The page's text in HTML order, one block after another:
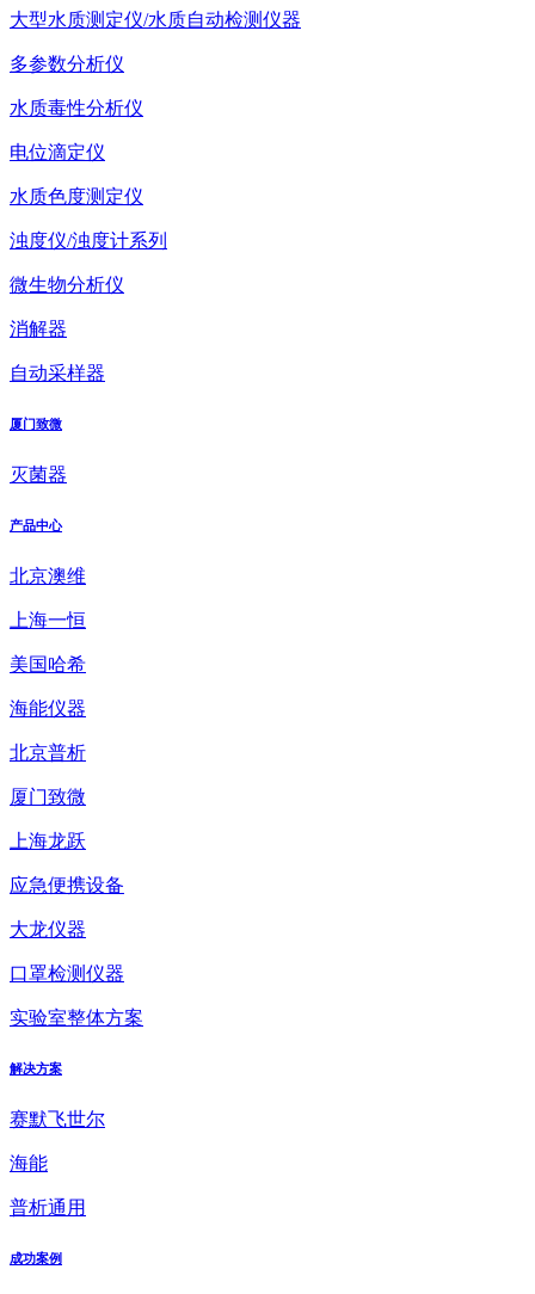
大型水质测定仪/水质自动检测仪器
多参数分析仪
水质毒性分析仪
电位滴定仪
水质色度测定仪
浊度仪/浊度计系列
微生物分析仪
消解器
自动采样器
厦门致微
灭菌器
产品中心
北京澳维
上海一恒
美国哈希
海能仪器
北京普析
厦门致微
上海龙跃
应急便携设备
大龙仪器
口罩检测仪器
实验室整体方案
解决方案
赛默飞世尔
海能
普析通用
成功案例